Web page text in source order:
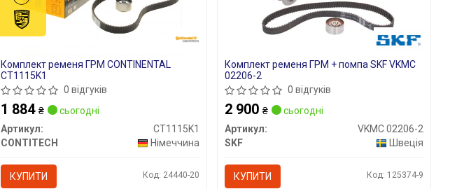
Комплект ременя ГРМ CONTINENTAL
CT1115K1
0 відгуків
1 884₴
сьогодні
Артикул:
CT1115K1
CONTITECH
Німеччина
КУПИТИ Код: 24440-20
Комплект ременя ГРМ + помпа SKF VKMC
02206-2
0 відгуків
2 900₴
сьогодні
Артикул:
VKMC 02206-2
SKF
Швеція
КУПИТИ Код: 125374-9